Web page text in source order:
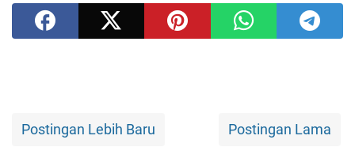
Postingan Lebih Baru Postingan Lama